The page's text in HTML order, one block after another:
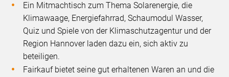
Ein Mitmachtisch zum Thema Solarenergie, die
Klimawaage, Energiefahrrad, Schaumodul Wasser,
Quiz und Spiele von der Klimaschutzagentur und der
Region Hannover laden dazu ein, sich aktiv zu
beteiligen.
Fairkauf bietet seine gut erhaltenen Waren an und die